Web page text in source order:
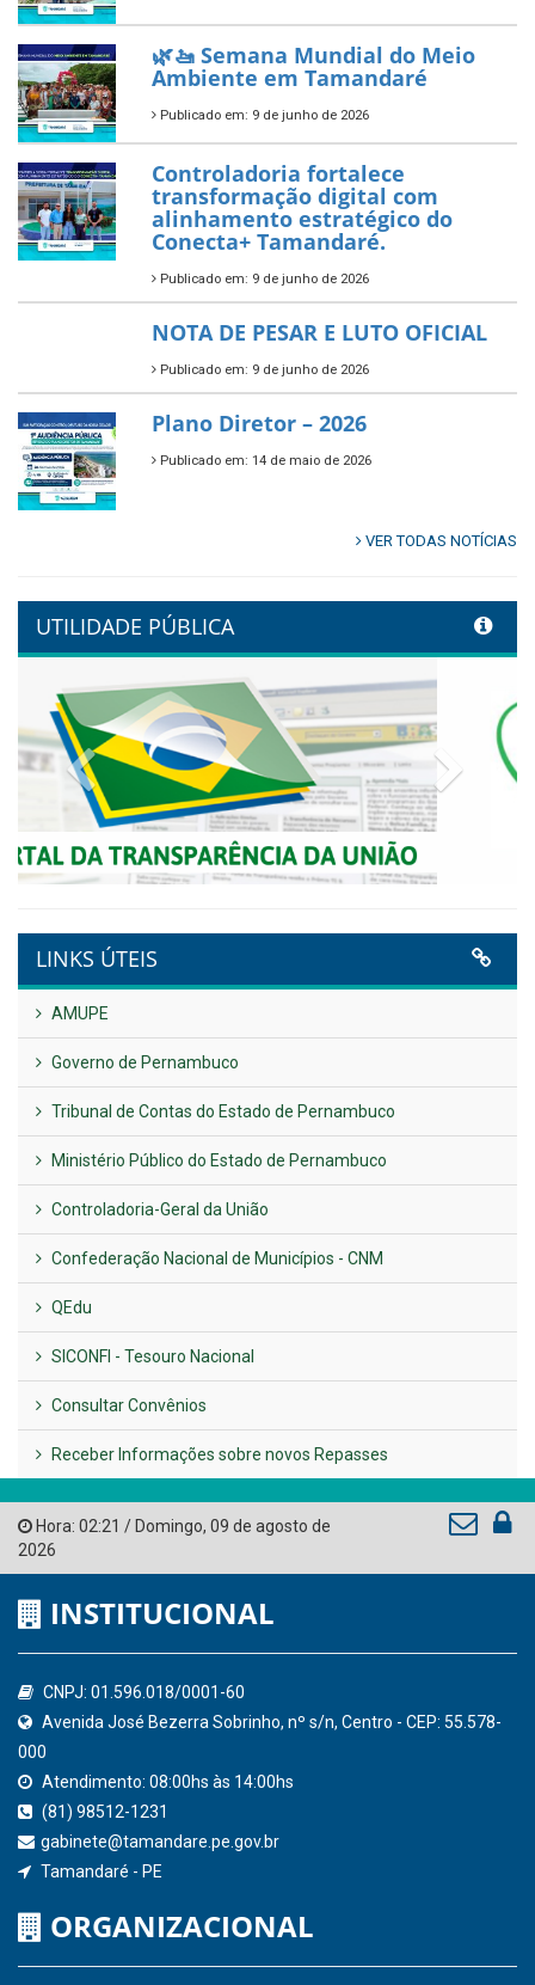
novos investimentos para
fortalecer a saúde pública do
município.
Publicado em: 10 de junho de 2026
Prefeitura de Tamandaré abre
inscrições para o Festival
Multicultural PNAB 2026
Publicado em: 9 de junho de 2026
🌳🌱 Projeto Arborização Urbana!
Publicado em: 9 de junho de 2026
🌿🚤 Semana Mundial do Meio
Ambiente em Tamandaré
alinhamento estratégico do
Conecta+ Tamandaré.
NOTA DE PESAR E LUTO OFICIAL
Publicado em: 9 de junho de 2026
Plano Diretor – 2026
Publicado em: 14 de maio de 2026
VER TODAS NOTÍCIAS
UTILIDADE PÚBLICA
Previous
LINKS ÚTEIS
AMUPE
Governo de Pernambuco
Tribunal de Contas do Estado de Pernambuco
Ministério Público do Estado de Pernambuco
Controladoria-Geral da União
Confederação Nacional de Municípios - CNM
QEdu
Consultar Convênios
Receber Informações sobre novos Repasses
Hora:02:21/ Domingo ,09 de agosto de
2026